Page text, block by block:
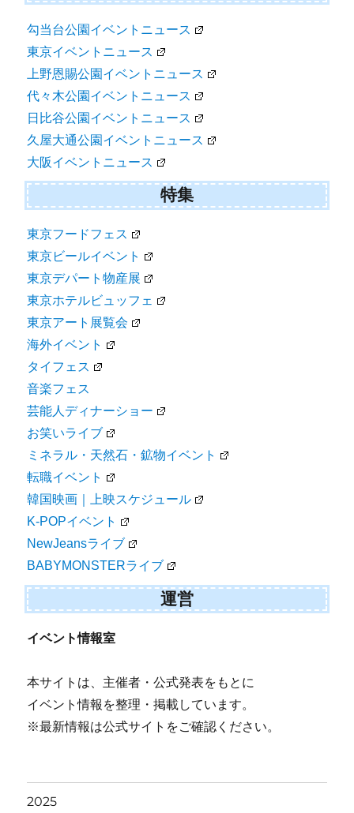
勾当台公園イベントニュース
東京イベントニュース
上野恩賜公園イベントニュース
代々木公園イベントニュース
日比谷公園イベントニュース
久屋大通公園イベントニュース
大阪イベントニュース
特集
東京フードフェス
東京ビールイベント
東京デパート物産展
東京ホテルビュッフェ
東京アート展覧会
海外イベント
タイフェス
音楽フェス
芸能人ディナーショー
お笑いライブ
ミネラル・天然石・鉱物イベント
転職イベント
韓国映画｜上映スケジュール
K-POPイベント
NewJeansライブ
BABYMONSTERライブ
運営
イベント情報室
本サイトは、主催者・公式発表をもとに
イベント情報を整理・掲載しています。
※最新情報は公式サイトをご確認ください。
2025